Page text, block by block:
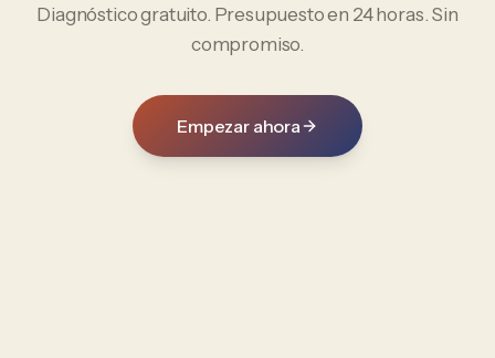
Diagnóstico gratuito. Presupuesto en 24 horas. Sin
compromiso.
Empezar ahora